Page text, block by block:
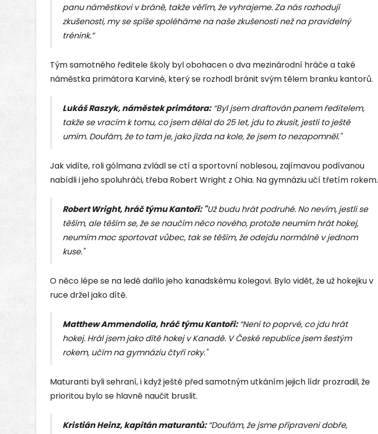
panu náměstkovi v bráně, takže věřím, že vyhrajeme. Za nás rozhodují
zkušenosti, my se spíše spoléháme na naše zkušenosti než na pravidelný
trénink.”
Tým samotného ředitele školy byl obohacen o dva mezinárodní hráče a také
náměstka primátora Karviné, který se rozhodl bránit svým tělem branku kantorů.
Lukáš Raszyk, náměstek primátora:“Byl jsem draftován panem ředitelem,
takže se vracím k tomu, co jsem dělal do 25 let, jdu to zkusit, jestli to ještě
umím. Doufám, že to tam je, jako jízda na kole, že jsem to nezapomněl."
Jak vidíte, roli gólmana zvládl se ctí a sportovní noblesou, zajímavou podívanou
nabídli i jeho spoluhráči, třeba Robert Wright z Ohia. Na gymnáziu učí třetím rokem.
Robert Wright, hráč týmu Kantoři: "Už budu hrát podruhé. No nevím, jestli se
těším, ale těším se, že se naučím něco nového, protože neumím hrát hokej,
neumím moc sportovat vůbec, tak se těším, že odejdu normálně v jednom
kuse."
O něco lépe se na ledě dařilo jeho kanadskému kolegovi. Bylo vidět, že už hokejku v
ruce držel jako dítě.
Matthew Ammendolia, hráč týmu Kantoři:“Není to poprvé, co jdu hrát
hokej. Hrál jsem jako dítě hokej v Kanadě. V České republice jsem šestým
rokem, učím na gymnáziu čtyři roky."
Maturanti byli sehraní, i když ještě před samotným utkáním jejich lídr prozradil, že
prioritou bylo se hlavně naučit bruslit.
Kristián Heinz, kapitán maturantů:“Doufám, že jsme připraveni dobře,